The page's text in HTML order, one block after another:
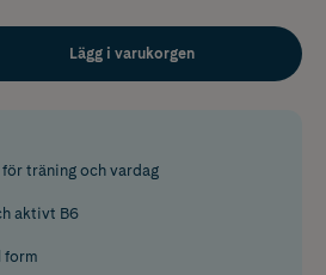
Lägg i varukorgen
träning och vardag
aktivt B6
form